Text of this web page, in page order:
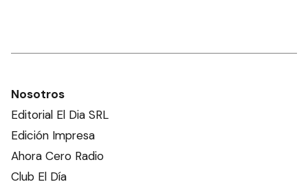
Nosotros
Editorial El Dia SRL
Edición Impresa
Ahora Cero Radio
Club El Día